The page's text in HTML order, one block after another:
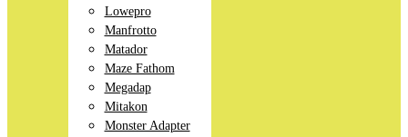
Lowepro
Manfrotto
Matador
Maze Fathom
Megadap
Mitakon
Monster Adapter